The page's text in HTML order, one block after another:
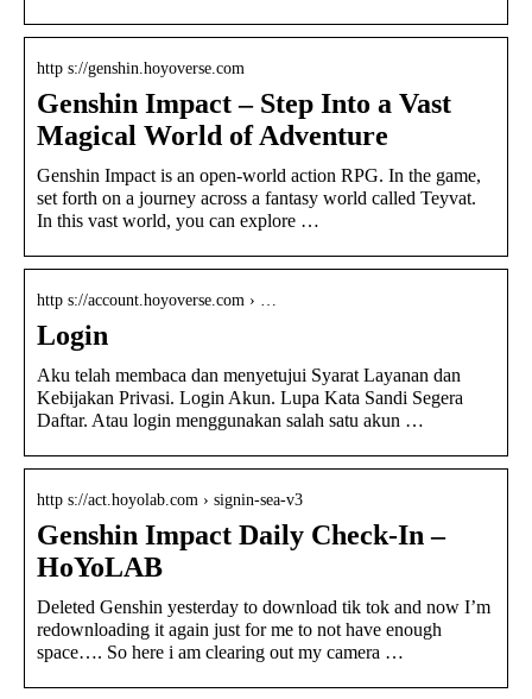
http s://genshin.hoyoverse.com
Genshin Impact – Step Into a Vast
Magical World of Adventure
Genshin Impact is an open-world action RPG. In the game,
set forth on a journey across a fantasy world called Teyvat.
In this vast world, you can explore …
http s://account.hoyoverse.com › …
Login
Aku telah membaca dan menyetujui Syarat Layanan dan
Kebijakan Privasi. Login Akun. Lupa Kata Sandi Segera
Daftar. Atau login menggunakan salah satu akun …
http s://act.hoyolab.com › signin-sea-v3
Genshin Impact Daily Check-In –
HoYoLAB
Deleted Genshin yesterday to download tik tok and now I’m
redownloading it again just for me to not have enough
space…. So here i am clearing out my camera …